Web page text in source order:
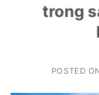
trong
POSTED